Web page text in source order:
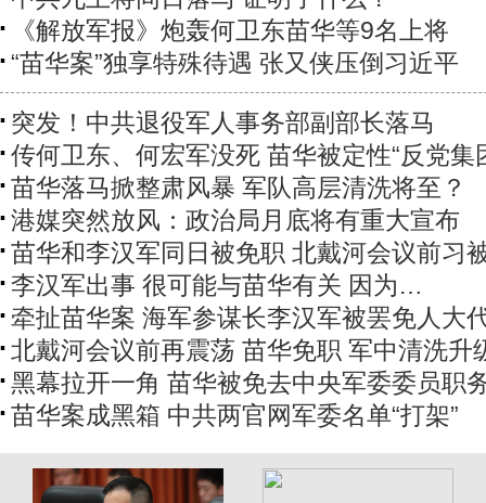
《解放军报》炮轰何卫东苗华等9名上将
“苗华案”独享特殊待遇 张又侠压倒习近平
突发！中共退役军人事务部副部长落马
传何卫东、何宏军没死 苗华被定性“反党集
苗华落马掀整肃风暴 军队高层清洗将至？
港媒突然放风：政治局月底将有重大宣布
苗华和李汉军同日被免职 北戴河会议前习
李汉军出事 很可能与苗华有关 因为…
牵扯苗华案 海军参谋长李汉军被罢免人大
北戴河会议前再震荡 苗华免职 军中清洗升
黑幕拉开一角 苗华被免去中央军委委员职
苗华案成黑箱 中共两官网军委名单“打架”